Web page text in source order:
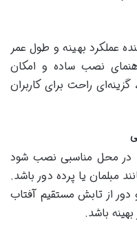
عملکرد بهینه و طول عمر
ایوولی 12000 با راهنمای نصب ساده و امکان
راحت برای کاربران
در محل مناسبی نصب شود
مبلمان یا پرده دور باشد.
دور از تابش مستقیم آفتاب
باشد.